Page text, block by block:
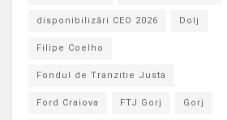
disponibilizări CEO 2026 Dolj
Filipe Coelho
Fondul de Tranzitie Justa
Ford Craiova FTJ Gorj Gorj